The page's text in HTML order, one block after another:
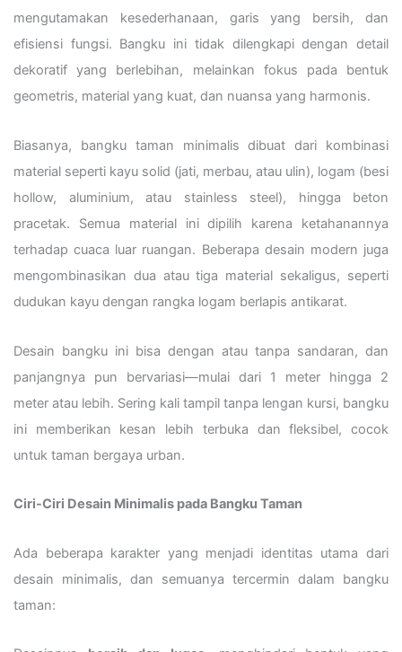
mengutamakan kesederhanaan, garis yang bersih, dan
efisiensi fungsi. Bangku ini tidak dilengkapi dengan detail
dekoratif yang berlebihan, melainkan fokus pada bentuk
geometris, material yang kuat, dan nuansa yang harmonis.
Biasanya, bangku taman minimalis dibuat dari kombinasi
material seperti kayu solid (jati, merbau, atau ulin), logam (besi
hollow, aluminium, atau stainless steel), hingga beton
pracetak. Semua material ini dipilih karena ketahanannya
terhadap cuaca luar ruangan. Beberapa desain modern juga
mengombinasikan dua atau tiga material sekaligus, seperti
dudukan kayu dengan rangka logam berlapis antikarat.
Desain bangku ini bisa dengan atau tanpa sandaran, dan
panjangnya pun bervariasi—mulai dari 1 meter hingga 2
meter atau lebih. Sering kali tampil tanpa lengan kursi, bangku
ini memberikan kesan lebih terbuka dan fleksibel, cocok
untuk taman bergaya urban.
Ciri-Ciri Desain Minimalis pada Bangku Taman
Ada beberapa karakter yang menjadi identitas utama dari
desain minimalis, dan semuanya tercermin dalam bangku
taman: